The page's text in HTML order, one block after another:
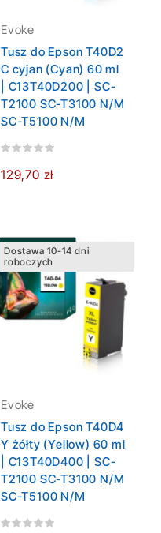
Evoke
Tusz do Epson T40D2
C cyjan (Cyan) 60 ml
| C13T40D200 | SC-
T2100 SC-T3100 N/M
SC-T5100 N/M
129,70 zł
Dostawa 10-14 dni
roboczych
Evoke
Tusz do Epson T40D4
Y żółty (Yellow) 60 ml
| C13T40D400 | SC-
T2100 SC-T3100 N/M
SC-T5100 N/M